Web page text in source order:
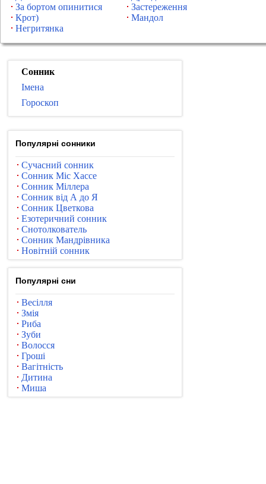
За бортом опинитися
Застереження
Крот)
Мандол
Негритянка
Сонник
Імена
Гороскоп
Популярні сонники
Сучасний сонник
Сонник Міс Хассе
Сонник Міллера
Сонник від А до Я
Сонник Цветкова
Езотеричний сонник
Снотолкователь
Сонник Мандрівника
Новітній сонник
Популярні сни
Весілля
Змія
Риба
Зуби
Волосся
Гроші
Вагітність
Дитина
Миша